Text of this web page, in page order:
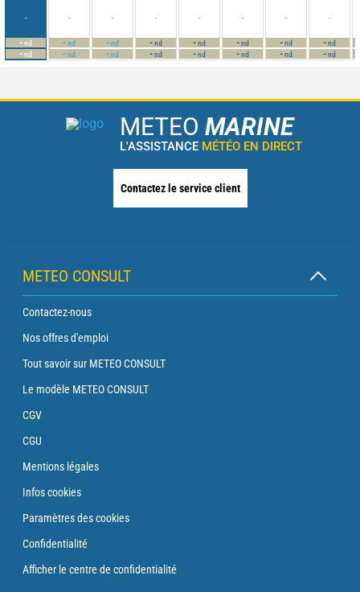
-
-nd
-nd
-
-nd
-nd
-
-nd
-nd
-
-nd
-nd
-
-nd
-nd
-
-nd
-nd
-
-nd
-nd
-
-nd
-nd
METEO MARINE
L'ASSISTANCE MÉTÉO EN DIRECT
Contactez le service client
METEO CONSULT
Contactez-nous
Nos offres d'emploi
Tout savoir sur METEO CONSULT
Le modèle METEO CONSULT
CGV
CGU
Mentions légales
Infos cookies
Paramètres des cookies
Confidentialité
Afficher le centre de confidentialité